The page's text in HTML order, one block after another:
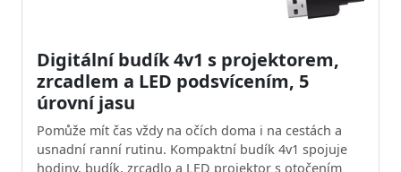
Digitální budík 4v1 s projektorem,
zrcadlem a LED podsvícením, 5
úrovní jasu
Pomůže mít čas vždy na očích doma i na cestách a
usnadní ranní rutinu. Kompaktní budík 4v1 spojuje
hodiny, budík, zrcadlo a LED projektor s otočením